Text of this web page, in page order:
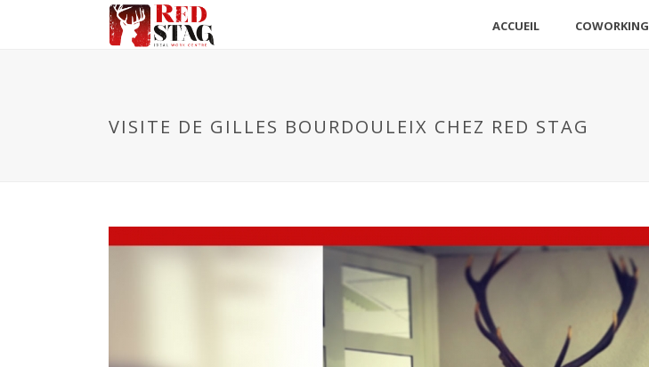
ACCUEIL COWORKING
VISITE DE GILLES BOURDOULEIX CHEZ RED STAG